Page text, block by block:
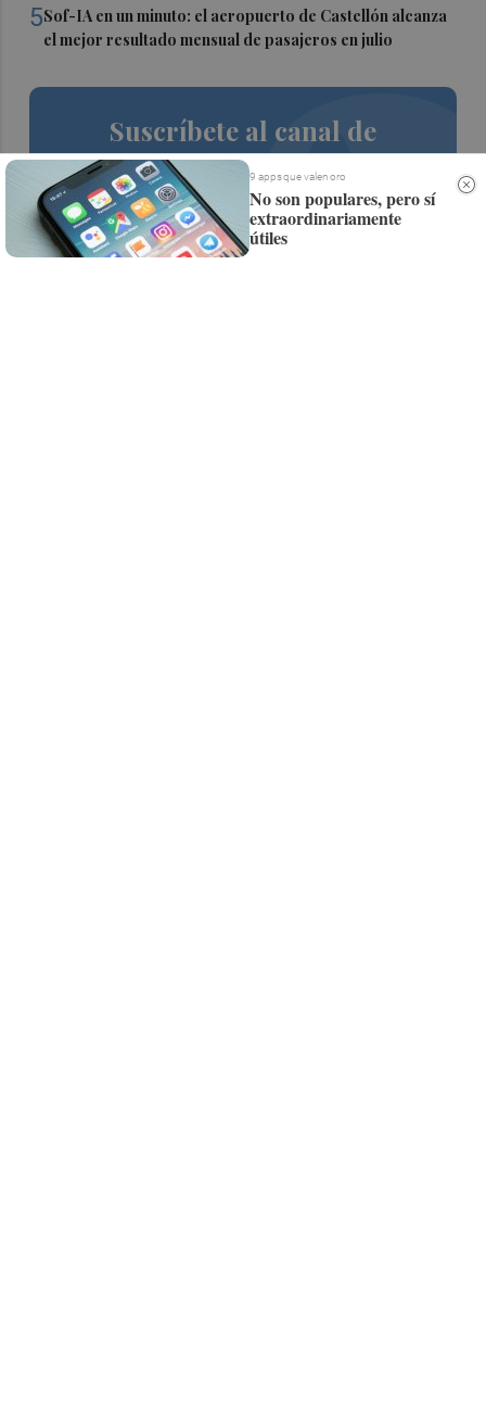
5Sof-IA en un minuto: el aeropuerto de Castellón alcanza
el mejor resultado mensual de pasajeros en julio
Suscríbete al canal de
Whatsapp
Siempre al día de las últimas noticias
¡Quiero suscribirme!
9 apps que valen oro
No son populares, pero sí
extraordinariamente
útiles